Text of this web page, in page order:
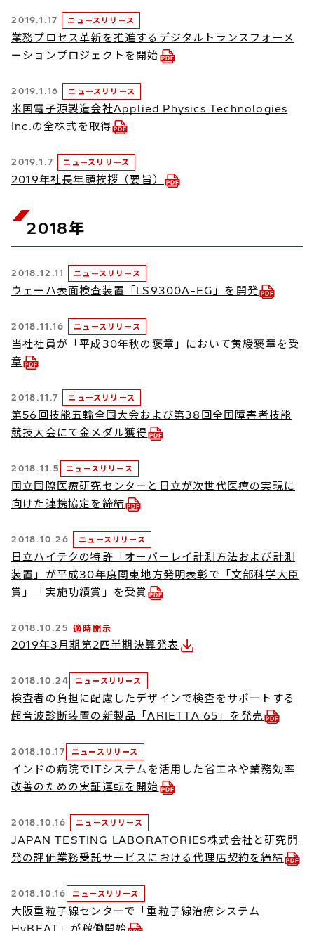
2019.1.17 ニュースリリース
業務プロセス革新を推進するデジタルトランスフォーメ
ーションプロジェクトを開始
2019.1.16 ニュースリリース
米国電子源製造会社Applied Physics Technologies
Inc.の全株式を取得
2019.1.7 ニュースリリース
2019年社長年頭挨拶（要旨）
2018年
2018.12.11 ニュースリリース
ウェーハ表面検査装置「LS9300A-EG」を開発
2018.11.16 ニュースリリース
当社社員が「平成30年秋の褒章」において黄綬褒章を受
章
2018.11.7 ニュースリリース
第56回技能五輪全国大会および第38回全国障害者技能
競技大会にて金メダル獲得
2018.11.5 ニュースリリース
国立国際医療研究センターと日立が次世代医療の実現に
向けた連携協定を締結
2018.10.26 ニュースリリース
日立ハイテクの特許「オーバーレイ計測方法および計測
装置」が平成30年度関東地方発明表彰で「文部科学大臣
賞」「実施功績賞」を受賞
2018.10.25 適時開示
2019年3月期第2四半期決算発表
2018.10.24 ニュースリリース
検査者の負担に配慮したデザインで検査をサポートする
超音波診断装置の新製品「ARIETTA 65」を発売
2018.10.17 ニュースリリース
インドの病院でITシステムを活用した省エネや業務効率
改善のための実証運転を開始
2018.10.16 ニュースリリース
JAPAN TESTING LABORATORIES株式会社と研究開
発の評価業務受託サービスにおける代理店契約を締結
2018.10.16 ニュースリリース
大阪重粒子線センターで「重粒子線治療システム